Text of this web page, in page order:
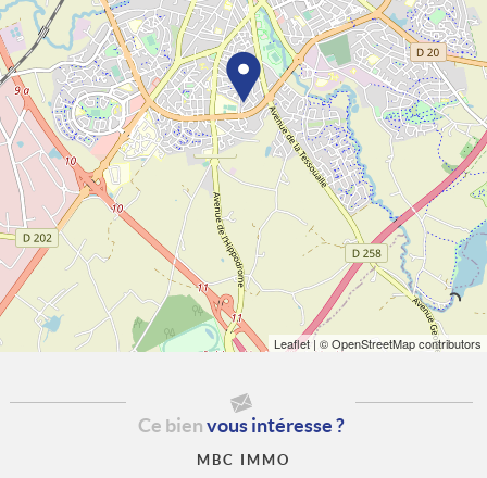
Leaflet | © OpenStreetMap contributors
Ce bienvous intéresse ?
MBC IMMO